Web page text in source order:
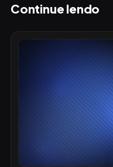
Continue lendo